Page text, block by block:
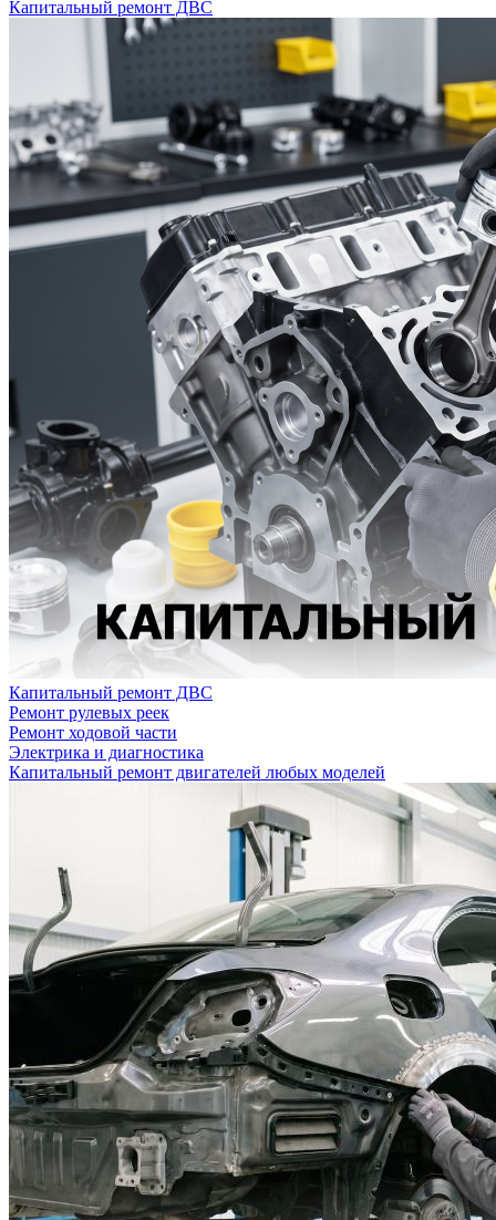
Капитальный ремонт ДВС
Капитальный ремонт ДВС
Ремонт рулевых реек
Ремонт ходовой части
Электрика и диагностика
Капитальный ремонт двигателей любых моделей